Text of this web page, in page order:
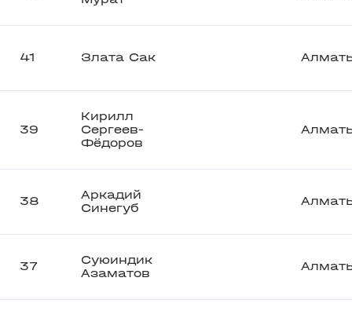
41 Злата Сак
39
Кирилл
Сергеев-
Фёдоров
38
Аркадий
Синегуб
37
Суюиндик
Азаматов